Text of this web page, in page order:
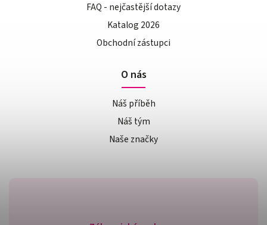
FAQ - nejčastější dotazy
Katalog 2026
Obchodní zástupci
O nás
Náš příběh
Náš tým
Naše značky